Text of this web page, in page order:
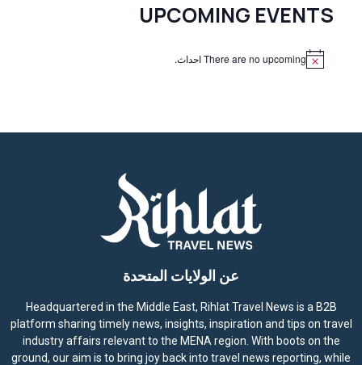
UPCOMING EVENTS
There are no upcoming احداث.
عن الولايات المتحدة
Headquartered in the Middle East, Rihlat Travel News is a B2B
platform sharing timely news, insights, inspiration and tips on travel
industry affairs relevant to the MENA region. With boots on the
ground, our aim is to bring joy back into travel news reporting, while